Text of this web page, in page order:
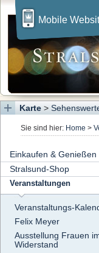
Mobile
Karte >
Sie sind hier: Home >
Einkaufen & Genießen
Stralsund-Shop
Veranstaltungen
Veranstaltungs-
Felix Meyer
Ausstellung Frauen
Widerstand